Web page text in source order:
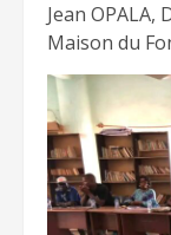
Jean OPALA,
Maison du